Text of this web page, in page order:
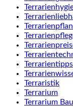
Terrarientipps
Terraristik
Terrarium
Terrarium Bau